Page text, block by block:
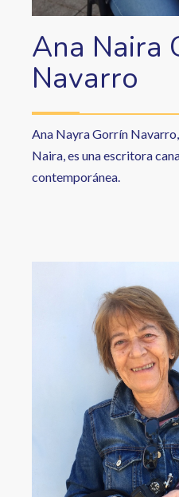
Ana Naira
Navarro
Ana Nayra Gorrín
Naira, es una escritora
contemporánea.